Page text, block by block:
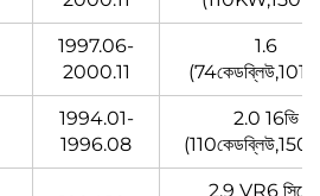
1997.06-
2000.11
1.6
1994.01-
1996.08
2.0 16ভি
2.9 VR6